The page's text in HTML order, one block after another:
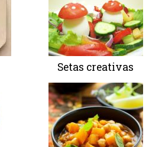
Setas creativas